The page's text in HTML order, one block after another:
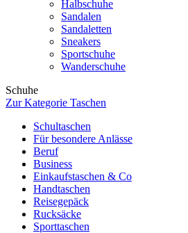
Halbschuhe
Sandalen
Sandaletten
Sneakers
Sportschuhe
Wanderschuhe
Schuhe
Zur Kategorie Taschen
Schultaschen
Für besondere Anlässe
Beruf
Business
Einkaufstaschen & Co
Handtaschen
Reisegepäck
Rucksäcke
Sporttaschen